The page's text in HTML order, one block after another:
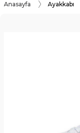
Anasayfa Ayakkabı